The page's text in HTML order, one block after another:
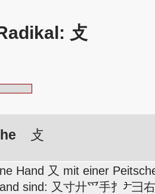
攴
攴
Hand 又 mit einer
sind: 又寸廾爫手扌
彐